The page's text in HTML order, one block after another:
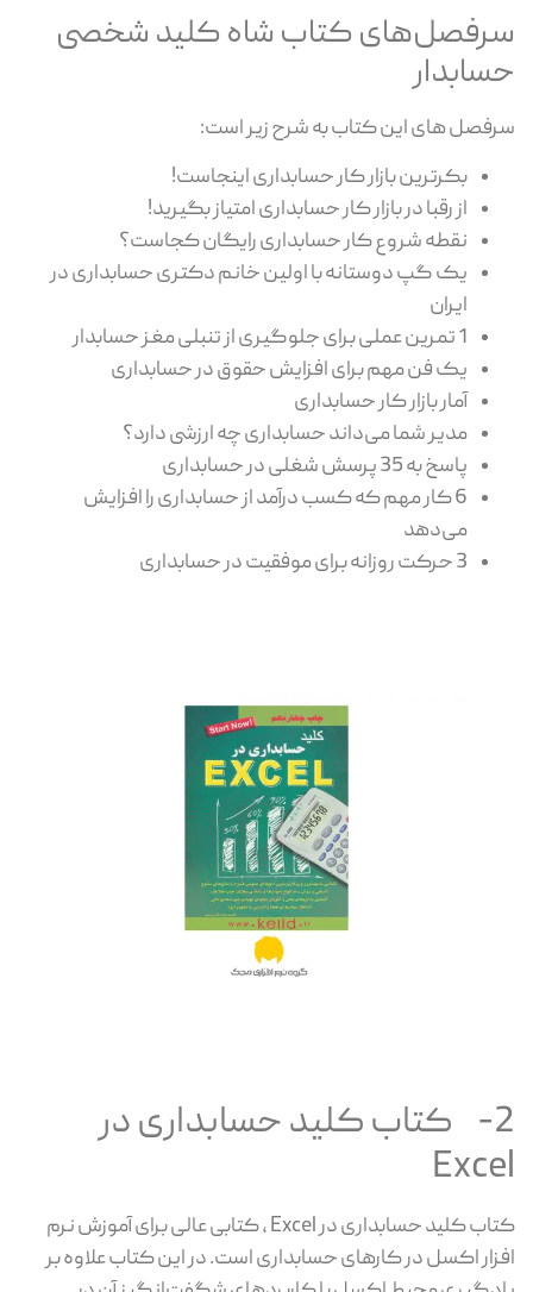
سرفصل‌های کتاب شاه کلید شخصی
حسابدار
سرفصل های این کتاب به شرح زیر است:
بکرترین بازار کار حسابداری اینجاست!
از رقبا در بازار کار حسابداری امتیاز بگیرید!
نقطه شروع کار حسابداری رایگان کجاست؟
یک گپ دوستانه با اولین خانم دکتری حسابداری در
ایران
1 تمرین عملی برای جلوگیری از تنبلی مغز حسابدار
یک فن مهم برای افزایش حقوق در حسابداری
آمار بازار کار حسابداری
مدیر شما می‌داند حسابداری چه ارزشی دارد؟
پاسخ به 35 پرسش شغلی در حسابداری
6 کار مهم که کسب درآمد از حسابداری را افزایش
می‌دهد
3 حرکت روزانه برای موفقیت در حسابداری
2- کتاب کلید حسابداری در
Excel
کتاب کلید حسابداری در Excel ، کتابی عالی برای آموزش نرم
افزار اکسل در کارهای حسابداری است. در این کتاب علاوه بر